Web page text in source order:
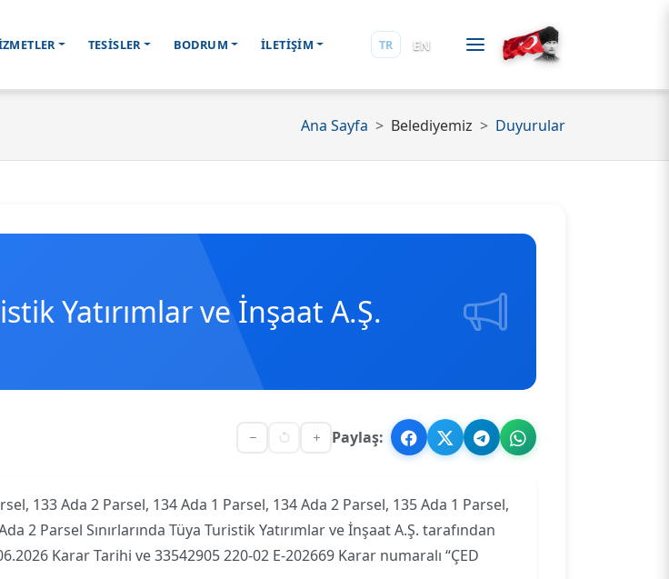
TESİSLER BODRUM İLETİŞİM TR EN
Ana Sayfa Belediyemiz Duyurular
Yatırımlar ve İnşaat A.Ş.
Paylaş:
133 Ada 2 Parsel, 134 Ada 1 Parsel, 134 Ada 2 Parsel, 135 Ada 1 Parsel,
2 Parsel Sınırlarında Tüya Turistik Yatırımlar ve İnşaat A.Ş. tarafından
Karar Tarihi ve 33542905 220-02 E-202669 Karar numaralı “ÇED